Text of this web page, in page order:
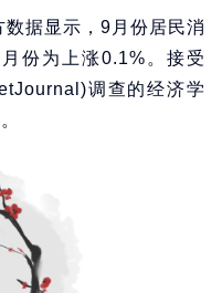
数据显示，9月份居民消
份为上涨0.1%。接受
调查的经济学